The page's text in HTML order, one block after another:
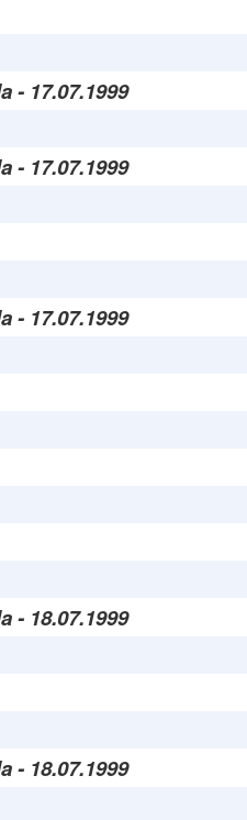
- 17.07.1999
- 17.07.1999
- 17.07.1999
- 18.07.1999
- 18.07.1999